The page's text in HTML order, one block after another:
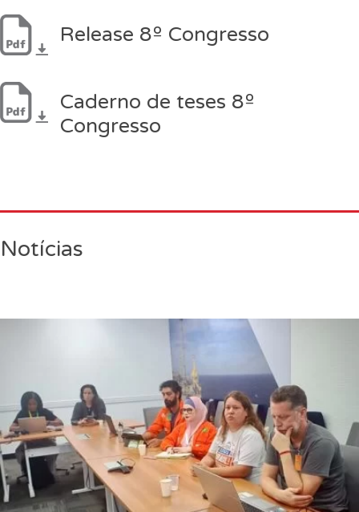
Release 8º Congresso
Caderno de teses 8º
Congresso
Notícias